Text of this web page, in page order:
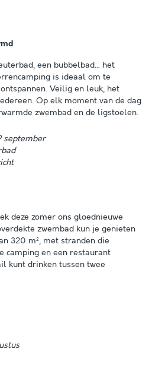
een bubbelbad... het
is ideaal om te
Veilig en leuk, het
Op elk moment van de dag
zwembad en de ligstoelen.
september
deze zomer ons gloednieuwe
zwembad kun je genieten
320 m², met stranden die
camping en een restaurant
kunt drinken tussen twee